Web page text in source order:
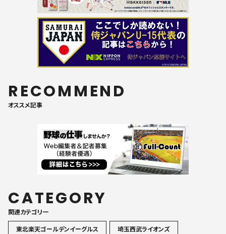
RECOMMEND
オススメ記事
CATEGORY
関連カテゴリ一
東北楽天ゴールデンイーグルス
埼玉西武ライオンズ